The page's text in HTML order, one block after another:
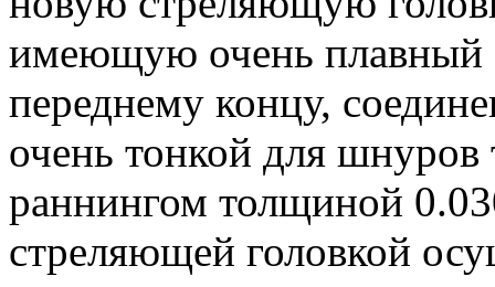
имеющую очень плавный
переднему концу,
очень тонкой для шнуров
раннингом толщиной
стреляющей головкой